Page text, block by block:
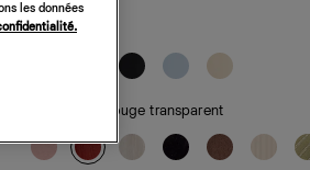
classiques
— rouge transparent
les données